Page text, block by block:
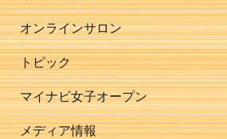
オンラインサロン
トピック
マイナビ女子オープン
メディア情報